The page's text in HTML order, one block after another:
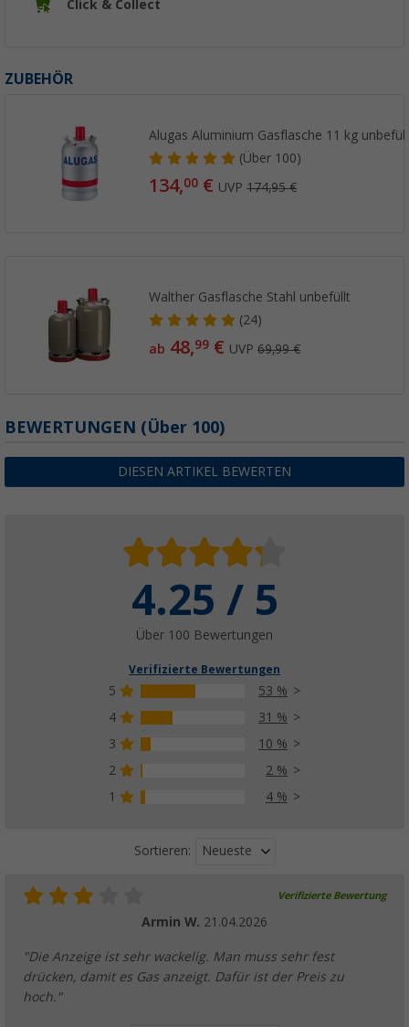
Click & Collect
ZUBEHÖR
Alugas Aluminium Gasflasche 11 kg
(Über100)
134,00 € UVP174,95 €
Walther Gasflasche Stahl unbefüllt
(24)
ab 48,99 € UVP69,99 €
BEWERTUNGEN (Über 100)
DIESEN ARTIKEL BEWERTEN
4.25 / 5
Über 100 Bewertungen
Verifizierte Bewertungen
5
53 %
4
31 %
3
10 %
2
2 %
1
4 %
Sortieren: Neueste
Verifizierte Bewertung
Armin W. 21.04.2026
"Die Anzeige ist sehr wackelig. Man muss sehr fest
drücken, damit es Gas anzeigt. Dafür ist der Preis zu
hoch."